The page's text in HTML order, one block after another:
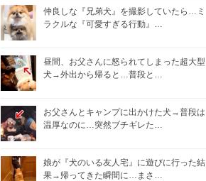
仲良しな『兄弟犬』を撮影していたら…ミ
ラクルな『可愛すぎる行動』…
昼間、お父さんに怒られてしまった超大型
犬→外出から帰ると…普段と…
お父さんとキャンプに出かけた犬→普段は
温厚なのに…突然ブチギレた…
娘が『犬のいる友人宅』に遊びに行った結
果→帰ってきた瞬間に…まさ…